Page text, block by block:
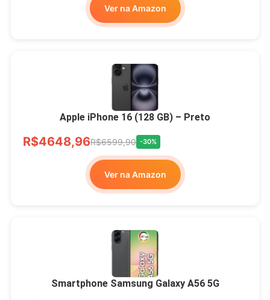
Ver na Amazon
Apple iPhone 16 (128 GB) – Preto
R$4648,96R$6599,90 -30%
Ver na Amazon
Smartphone Samsung Galaxy A56 5G